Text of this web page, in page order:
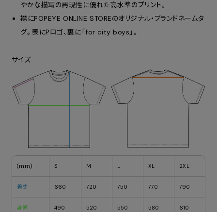
やかな描写の再現性に優れた高水準のプリント。
襟にPOPEYE ONLINE STOREのオリジナル・ブランドネームタ
グ。表にPロゴ、裏に「for city boys」。
サイズ
(mm) S M L XL 2XL
着丈 660 720 750 770 790
身幅 490 520 550 580 610